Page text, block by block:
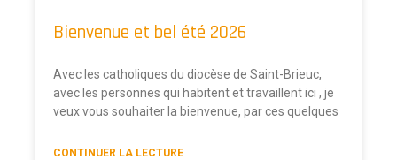
Bienvenue et bel été 2026
Avec les catholiques du diocèse de Saint-Brieuc,
avec les personnes qui habitent et travaillent ici , je
veux vous souhaiter la bienvenue, par ces quelques
CONTINUER LA LECTURE